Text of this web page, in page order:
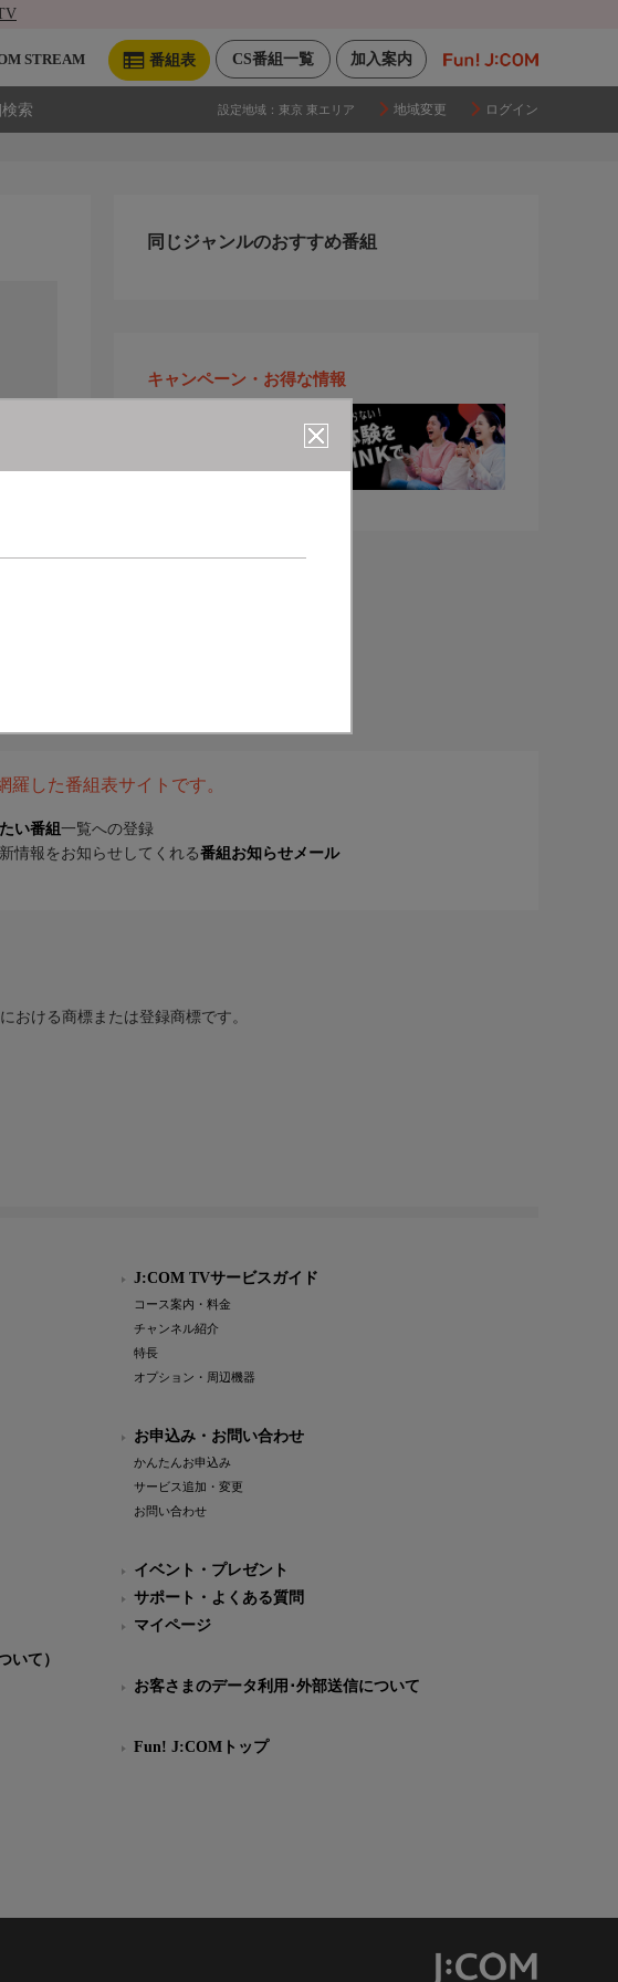
加入案内
CS番組一覧
番組表
STREAM
索 設定地域： 東京 東エリア 地域変更 ログイン
同じジャンルのおすすめ番組
キャンペーン・お得な情報
した番組表サイトです。
い番組一覧への登録
情報をお知らせしてくれる番組お知らせメール
おける商標または登録商標です。
いて）
J:COM TVサービスガイド
コース案内・料金
チャンネル紹介
特長
オプション・周辺機器
お申込み・お問い合わせ
かんたんお申込み
サービス追加・変更
お問い合わせ
イベント・プレゼント
サポート・よくある質問
マイページ
お客さまのデータ利用･外部送信について
Fun! J:COMトップ